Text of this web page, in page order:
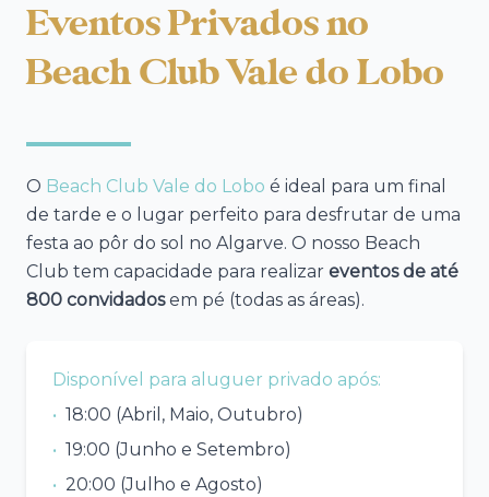
Eventos Privados no
Beach Club Vale do Lobo
O Beach Club Vale do Lobo é ideal para um final
de tarde e o lugar perfeito para desfrutar de uma
festa ao pôr do sol no Algarve. O nosso Beach
Club tem capacidade para realizar eventos de até
800 convidadosem pé (todas as áreas).
Disponível para aluguer privado após:
• 18:00 (Abril, Maio, Outubro)
• 19:00 (Junho e Setembro)
• 20:00 (Julho e Agosto)